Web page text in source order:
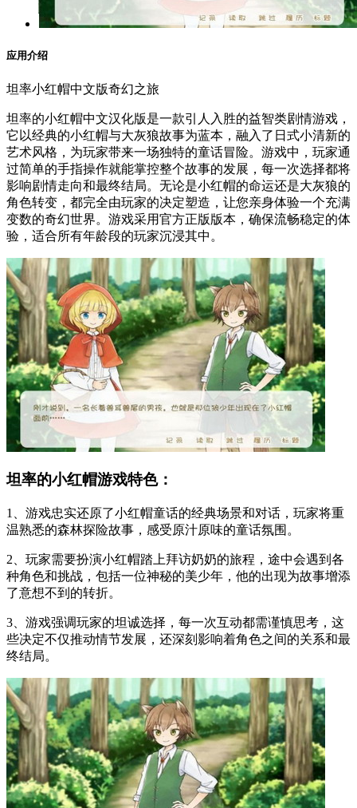
应用介绍
坦率小红帽中文版奇幻之旅
坦率的小红帽中文汉化版是一款引人入胜的益智类剧情游戏，
它以经典的小红帽与大灰狼故事为蓝本，融入了日式小清新的
艺术风格，为玩家带来一场独特的童话冒险。游戏中，玩家通
过简单的手指操作就能掌控整个故事的发展，每一次选择都将
影响剧情走向和最终结局。无论是小红帽的命运还是大灰狼的
角色转变，都完全由玩家的决定塑造，让您亲身体验一个充满
变数的奇幻世界。游戏采用官方正版版本，确保流畅稳定的体
验，适合所有年龄段的玩家沉浸其中。
坦率的小红帽游戏特色：
1、游戏忠实还原了小红帽童话的经典场景和对话，玩家将重
温熟悉的森林探险故事，感受原汁原味的童话氛围。
2、玩家需要扮演小红帽踏上拜访奶奶的旅程，途中会遇到各
种角色和挑战，包括一位神秘的美少年，他的出现为故事增添
了意想不到的转折。
3、游戏强调玩家的坦诚选择，每一次互动都需谨慎思考，这
些决定不仅推动情节发展，还深刻影响着角色之间的关系和最
终结局。